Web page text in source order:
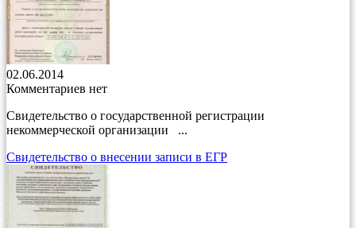
02.06.2014
Комментариев нет
Свидетельство о государственной регистрации
некоммерческой организации ...
Свидетельство о внесении записи в ЕГР